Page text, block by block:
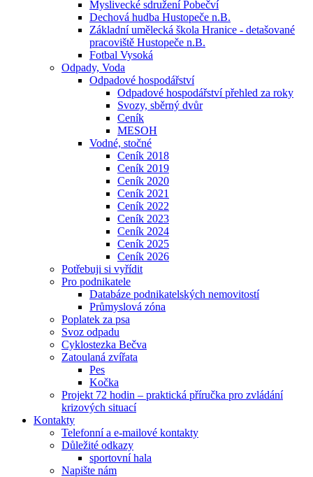
Myslivecké sdružení Pobečví
Dechová hudba Hustopeče n.B.
Základní umělecká škola Hranice - detašované
pracoviště Hustopeče n.B.
Fotbal Vysoká
Odpady, Voda
Odpadové hospodářství
Odpadové hospodářství přehled za roky
Svozy, sběrný dvůr
Ceník
MESOH
Vodné, stočné
Ceník 2018
Ceník 2019
Ceník 2020
Ceník 2021
Ceník 2022
Ceník 2023
Ceník 2024
Ceník 2025
Ceník 2026
Potřebuji si vyřídit
Pro podnikatele
Databáze podnikatelských nemovitostí
Průmyslová zóna
Poplatek za psa
Svoz odpadu
Cyklostezka Bečva
Zatoulaná zvířata
Pes
Kočka
Projekt 72 hodin – praktická příručka pro zvládání
krizových situací
Kontakty
Telefonní a e-mailové kontakty
Důležité odkazy
sportovní hala
Napište nám